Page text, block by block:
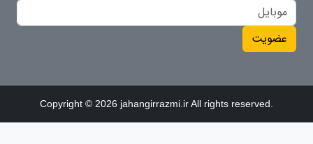
عضویت
Copyright © 2026 jahangirrazmi.ir All rights reserved.